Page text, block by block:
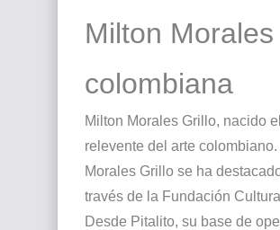
Milton
colombiana
Milton Morales Grillo, nacido
relevente del arte
Morales Grillo se ha
través de la Fundación
Desde Pitalito, su base de